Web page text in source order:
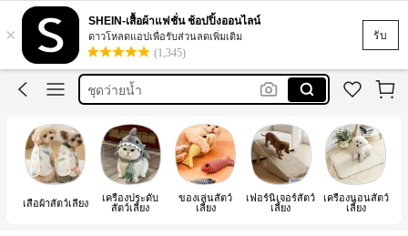
รับ
×
SHEIN-เสื้อผ้าแฟชั่น ช้อปปิ้งออนไลน์
ดาวโหลดแอปเพื่อรับส่วนลดเพิ่มเติม
(1,345)
いぬの服
โซฟา
ชุดว่ายน้ำ
ペット用品
いぬの服
โซฟา
เสื้อผ้าสัตว์เลี้ยง เครื่องประดับ
สัตว์เลี้ยง
ของเล่นสัตว์
เลี้ยง
เฟอร์นิเจอร์สัตว์
เลี้ยง
เครื่องนอนสัตว์
เลี้ยง